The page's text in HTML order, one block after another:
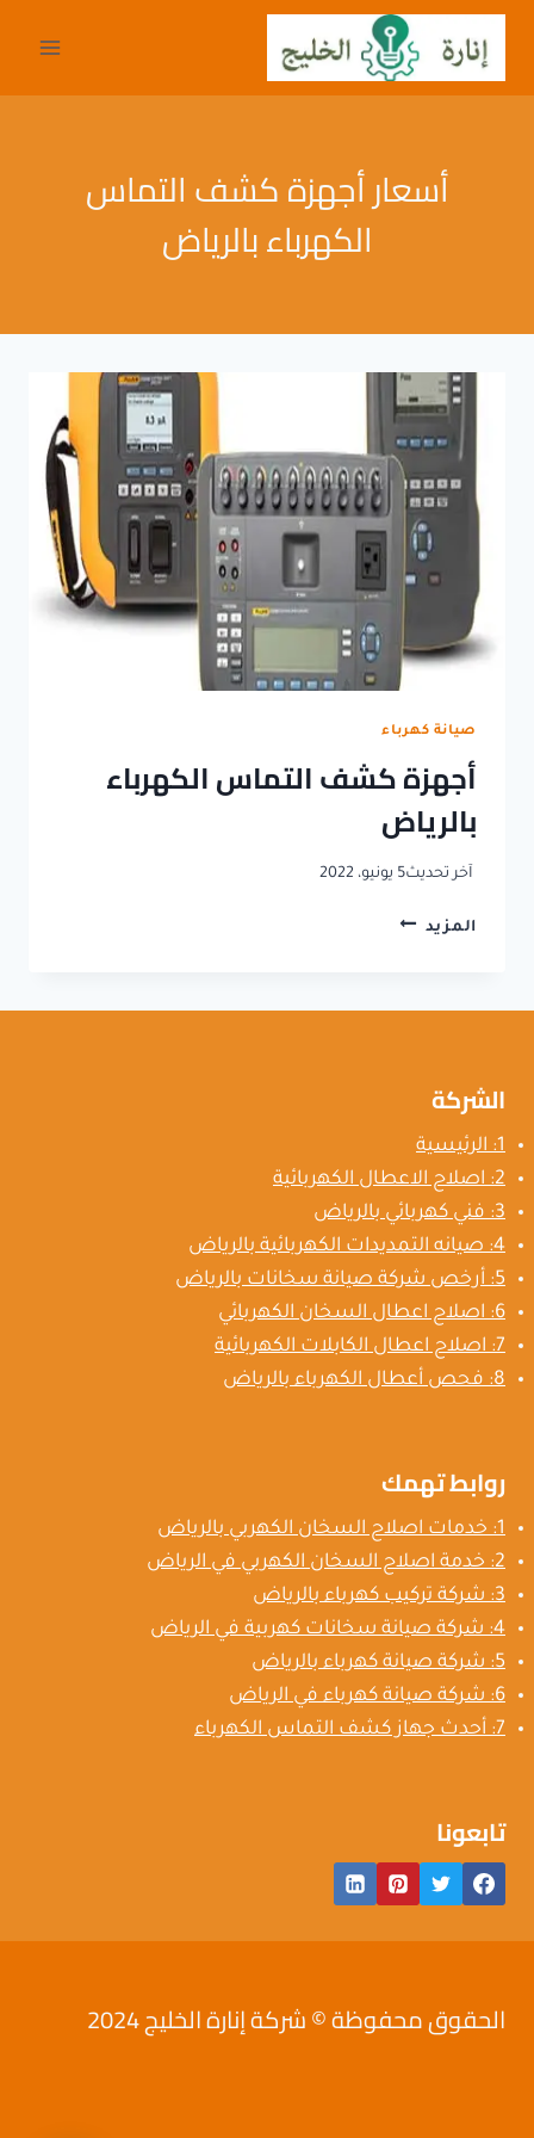
التجاوز
المحتوى
أسعار أجهزة كشف التماس
الكهرباء بالرياض
صيانة كهرباء
أجهزة كشف التماس الكهرباء
بالرياض
آخر تحديث5 يونيو، 2022
المزيد أجهزة
الشركة
1: الرئيسية
2: اصلاح الاعطال الكهربائية
3: فني كهربائي بالرياض
4: صيانه التمديدات الكهربائية بالرياض
5: أرخص شركة صيانة سخانات بالرياض
6: اصلاح اعطال السخان الكهربائي
7: اصلاح اعطال الكابلات الكهربائية
8: فحص أعطال الكهرباء بالرياض
روابط تهمك
1: خدمات اصلاح السخان الكهربي بالرياض
2: خدمة اصلاح السخان الكهربي في الرياض
3: شركة تركيب كهرباء بالرياض
4: شركة صيانة سخانات كهربية في الرياض
5: شركة صيانة كهرباء بالرياض
6: شركة صيانة كهرباء في الرياض
7: أحدث جهاز كشف التماس الكهرباء
تابعونا
الحقوق محفوظة © شركة إنارة الخليج 2024